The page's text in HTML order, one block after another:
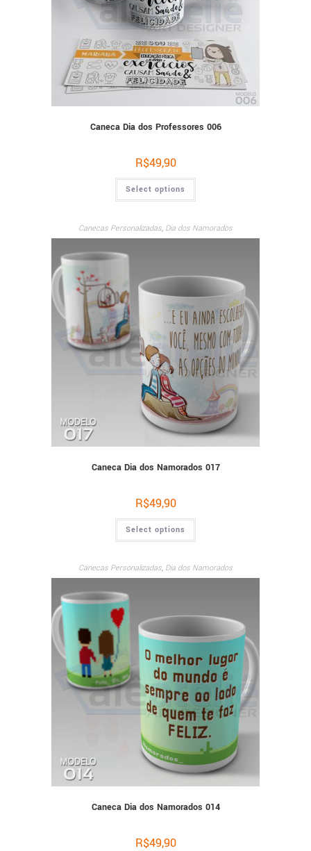
Caneca Dia dos Professores 006
R$49,90
Select options
Canecas Personalizadas, Dia dos Namorados
Caneca Dia dos Namorados 017
R$49,90
Select options
Canecas Personalizadas, Dia dos Namorados
Caneca Dia dos Namorados 014
R$49,90